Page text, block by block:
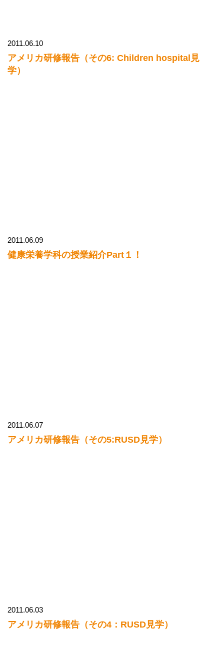
2011.06.10
アメリカ研修報告（その6: Children hospital見
学）
2011.06.09
健康栄養学科の授業紹介Part１！
2011.06.07
アメリカ研修報告（その5:RUSD見学）
2011.06.03
アメリカ研修報告（その4：RUSD見学）